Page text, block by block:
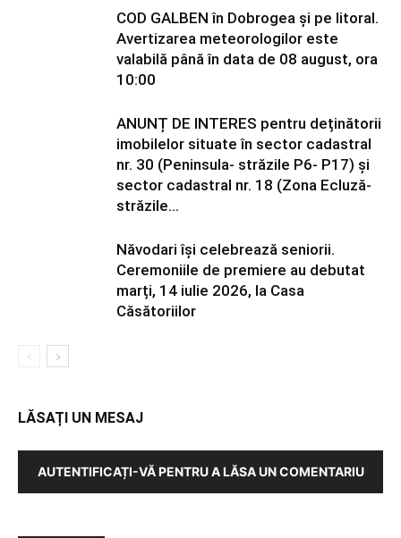
COD GALBEN în Dobrogea și pe litoral.
Avertizarea meteorologilor este
valabilă până în data de 08 august, ora
10:00
ANUNȚ DE INTERES pentru deținătorii
imobilelor situate în sector cadastral
nr. 30 (Peninsula- străzile P6- P17) și
sector cadastral nr. 18 (Zona Ecluză-
străzile...
Năvodari își celebrează seniorii.
Ceremoniile de premiere au debutat
marți, 14 iulie 2026, la Casa
Căsătoriilor
LĂSAȚI UN MESAJ
AUTENTIFICAȚI-VĂ PENTRU A LĂSA UN COMENTARIU